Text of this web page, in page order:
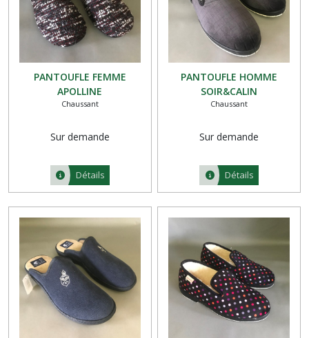
PANTOUFLE FEMME
APOLLINE
Chaussant
Sur demande
Détails
PANTOUFLE HOMME
SOIR&CALIN
Chaussant
Sur demande
Détails